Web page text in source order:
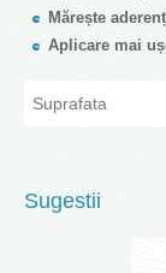
Mărește
Aplicare mai
Sugestii